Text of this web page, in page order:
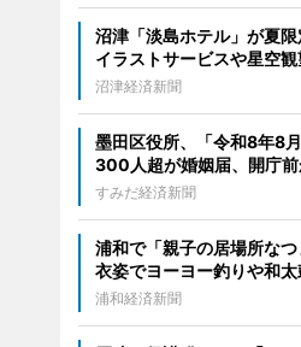
沼津「淡島ホテル」が夏
イラストサービスや星空
沼津経済新聞
墨田区役所、「令和8年8
300人超が婚姻届、開庁
すみだ経済新聞
浦和で「親子の居場所な
衣姿でヨーヨー釣りや和
浦和経済新聞